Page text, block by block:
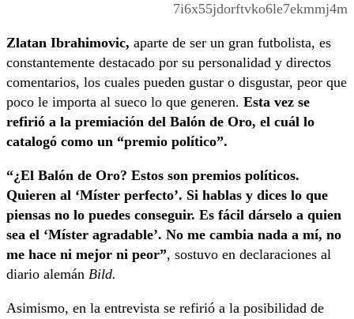
7i6x55jdorftvko6le7ekmmj4m
Zlatan Ibrahimovic, aparte de ser un gran futbolista, es
constantemente destacado por su personalidad y directos
comentarios, los cuales pueden gustar o disgustar, peor que
poco le importa al sueco lo que generen. Esta vez se
refirió a la premiación del Balón de Oro, el cuál lo
catalogó como un “premio político”.
“¿El Balón de Oro? Estos son premios políticos.
Quieren al ‘Míster perfecto’. Si hablas y dices lo que
piensas no lo puedes conseguir. Es fácil dárselo a quien
sea el ‘Míster agradable’. No me cambia nada a mí, no
me hace ni mejor ni peor”, sostuvo en declaraciones al
diario alemán Bild.
Asimismo, en la entrevista se refirió a la posibilidad de